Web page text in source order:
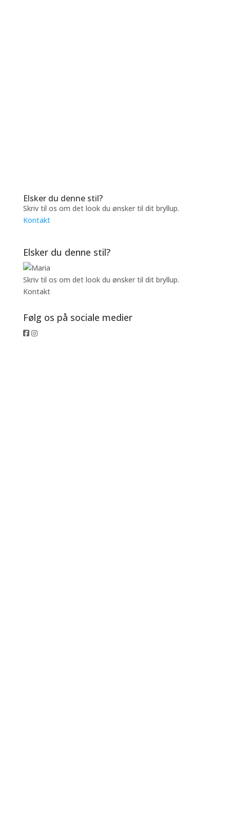
Elsker du denne stil?
Skriv til os om det look du ønsker til dit bryllup.
Kontakt
Elsker du denne stil?
Skriv til os om det look du ønsker til dit bryllup.
Kontakt
Følg os på sociale medier